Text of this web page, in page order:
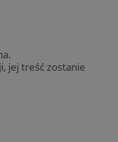
jej treść zostanie